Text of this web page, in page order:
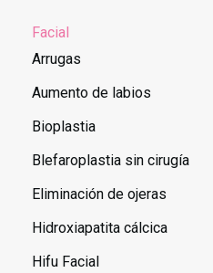
Facial
Arrugas
Aumento de labios
Bioplastia
Blefaroplastia sin cirugía
Eliminación de ojeras
Hidroxiapatita cálcica
Hifu Facial